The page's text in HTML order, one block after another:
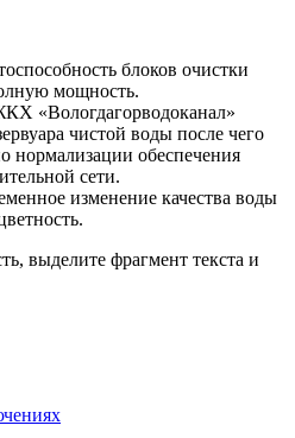
блоков очистки
мощность.
«Вологдагорводоканал»
чистой воды после чего
нормализации обеспечения
сети.
изменение качества воды
выделите фрагмент текста и